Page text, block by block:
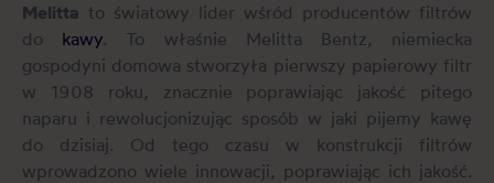
Melitta to światowy lider wśród producentów filtrów
do kawy. To właśnie Melitta Bentz, niemiecka
gospodyni domowa stworzyła pierwszy papierowy filtr
w 1908 roku, znacznie poprawiając jakość pitego
naparu i rewolucjonizując sposób w jaki pijemy kawę
do dzisiaj. Od tego czasu w konstrukcji filtrów
wprowadzono wiele innowacji, poprawiając ich jakość.